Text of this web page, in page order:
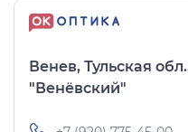
Венев, Тульская
"Венёвский"